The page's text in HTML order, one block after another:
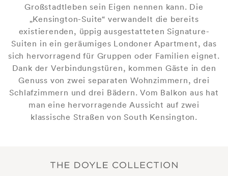
Großstadtleben sein Eigen nennen kann. Die
„Kensington-Suite“ verwandelt die bereits
existierenden, üppig ausgestatteten Signature-
Suiten in ein geräumiges Londoner Apartment, das
sich hervorragend für Gruppen oder Familien eignet.
Dank der Verbindungstüren, kommen Gäste in den
Genuss von zwei separaten Wohnzimmern, drei
Schlafzimmern und drei Bädern. Vom Balkon aus hat
man eine hervorragende Aussicht auf zwei
klassische Straßen von South Kensington.